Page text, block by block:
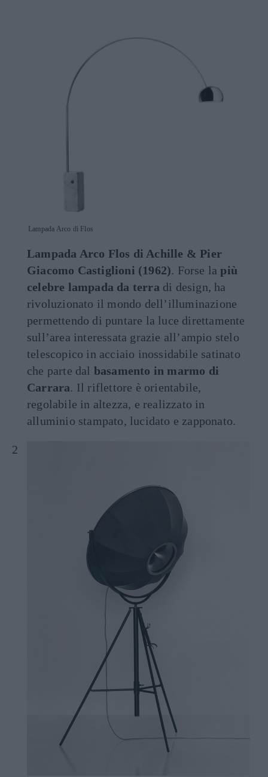
Lampada Arco di Flos
Lampada Arco Flos di Achille & Pier
Giacomo Castiglioni (1962). Forse lapiù
celebre lampada da terra di design, ha
rivoluzionato il mondo dell’illuminazione
permettendo di puntare la luce direttamente
sull’area interessata grazie all’ampio stelo
telescopico in acciaio inossidabile satinato
che parte dal basamento in marmo di
Carrara. Il riflettore è orientabile,
regolabile in altezza, e realizzato in
alluminio stampato, lucidato e zapponato.